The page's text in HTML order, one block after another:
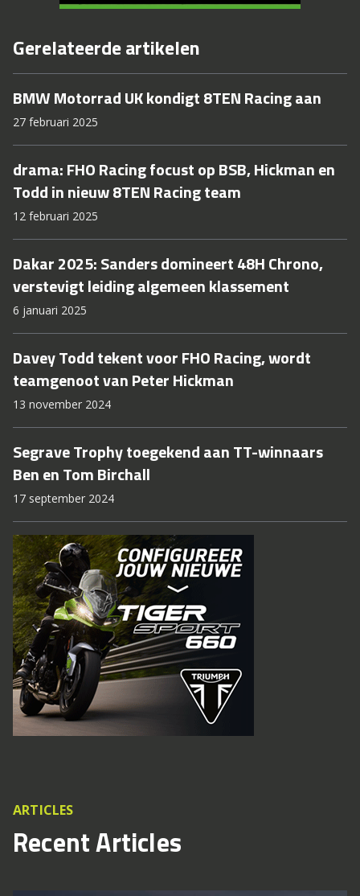
Gerelateerde artikelen
BMW Motorrad UK kondigt 8TEN Racing aan
27 februari 2025
drama: FHO Racing focust op BSB, Hickman en
Todd in nieuw 8TEN Racing team
12 februari 2025
Dakar 2025: Sanders domineert 48H Chrono,
verstevigt leiding algemeen klassement
6 januari 2025
Davey Todd tekent voor FHO Racing, wordt
teamgenoot van Peter Hickman
13 november 2024
Segrave Trophy toegekend aan TT-winnaars
Ben en Tom Birchall
17 september 2024
ARTICLES
Recent Articles